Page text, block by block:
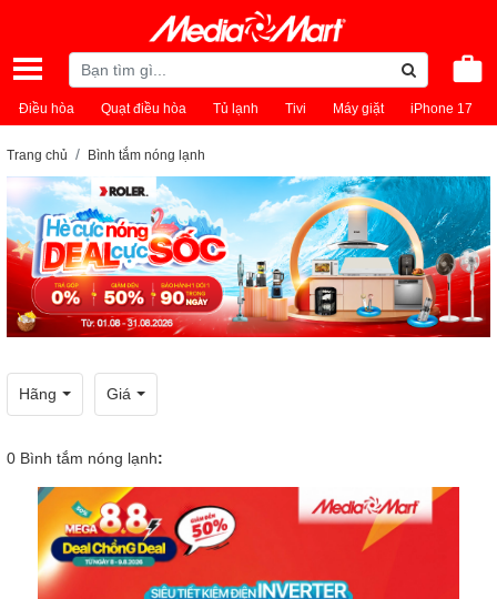
Điều hòa Quạt điều hòa Tủ lạnh Tivi Máy giặt iPhone 17
Trang chủ Bình tắm nóng lạnh
Hãng Giá
0 Bình tắm nóng lạnh: